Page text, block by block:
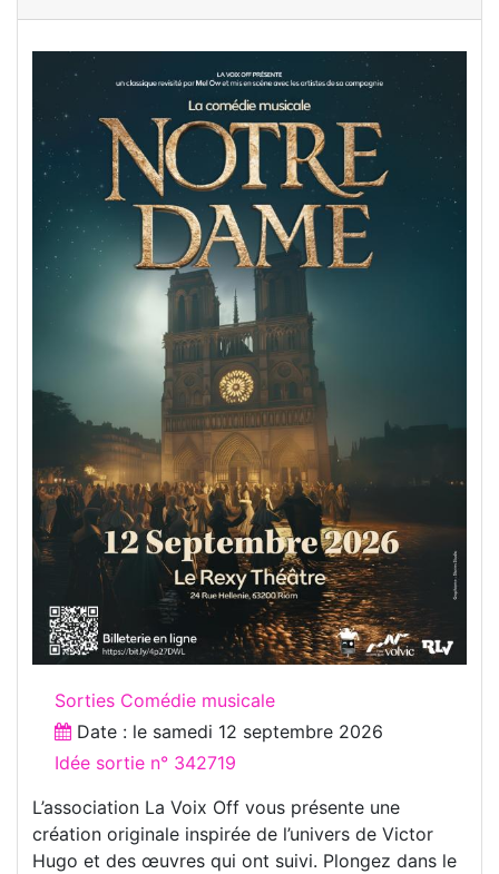
Sorties Comédie musicale
Date : le samedi 12 septembre 2026
Idée sortie n° 342719
L’association La Voix Off vous présente une
création originale inspirée de l’univers de Victor
Hugo et des œuvres qui ont suivi. Plongez dans le